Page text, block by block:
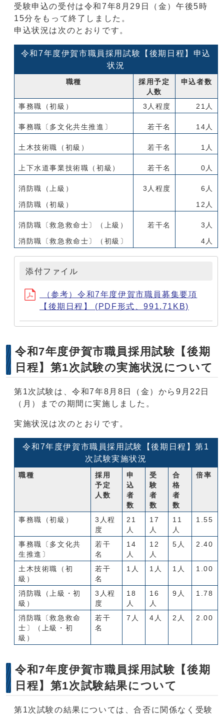
受験申込の受付は令和7年8月29日（金）午後5時
15分をもって終了しました。
申込状況は次のとおりです。
令和7年度伊賀市職員採用試験【後期日程】申込
状況
職種
採用予定
人数
申込者数
事務職（初級） 3人程度 21人
事務職〔多文化共生推進〕 若干名 14人
土木技術職（初級） 若干名 1人
上下水道事業技術職（初級） 若干名 0人
消防職（上級）
消防職（初級）
3人程度 6人
12人
消防職〔救急救命士〕（上級）
消防職〔救急救命士〕（初級〕
若干名 3人
4人
添付ファイル
（参考）令和7年度伊賀市職員募集要項
【後期日程】 (PDF形式、991.71KB)
令和7年度伊賀市職員採用試験【後期
日程】第1次試験の実施状況について
第1次試験は、令和7年8月8日（金）から9月22日
（月）までの期間に実施しました。
実施状況は次のとおりです。
令和7年度伊賀市職員採用試験【後期日程】第1
次試験実施状況
職種
採用
予定
人数
申
込
者
数
受
験
者
数
合
格
者
数
倍率
事務職（初級）
3人程
度
21
人
17
人
11
人
1.55
事務職〔多文化共
生推進〕
若干
名
14
人
12
人
5人 2.40
土木技術職（初
級）
若干
名
1人 1人 1人 1.00
消防職（上級・初
級）
3人程
度
18
人
16
人
9人 1.78
消防職〔救急救命
士〕（上級・初
級）
若干
名
7人 4人 2人 2.00
令和7年度伊賀市職員採用試験【後期
日程】第1次試験結果について
第1次試験の結果については、合否に関係なく受験